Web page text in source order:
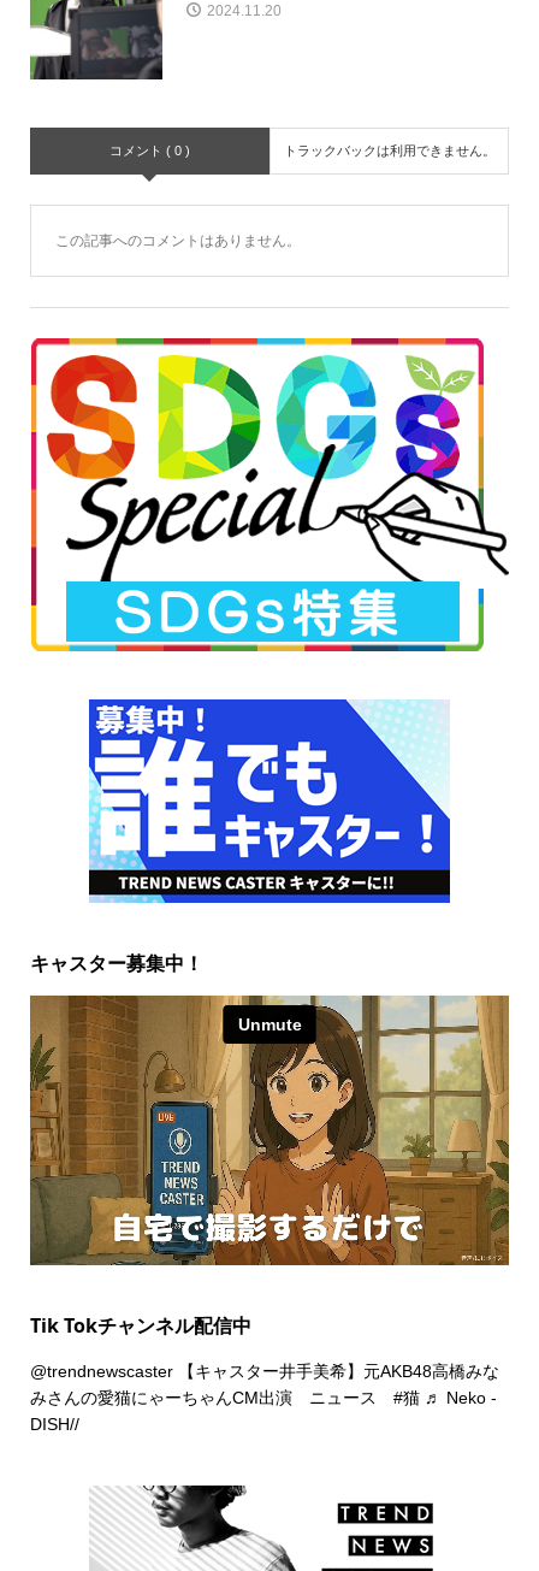
2024.11.20
コメント ( 0 ) トラックバックは利用できません。
この記事へのコメントはありません。
キャスター募集中！
Tik Tokチャンネル配信中
@trendnewscaster【キャスター井手美希】元AKB48高橋みな
みさんの愛猫にゃーちゃんCM出演 ニュース #猫 ♬ Neko -
DISH//